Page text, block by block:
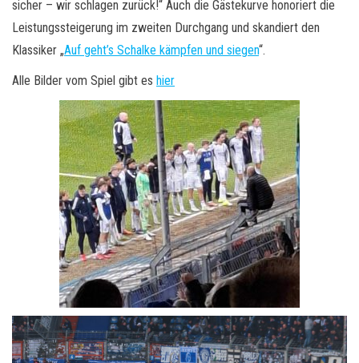
sicher – wir schlagen zurück!“ Auch die Gästekurve honoriert die
Leistungssteigerung im zweiten Durchgang und skandiert den
Klassiker „Auf geht’s Schalke kämpfen und siegen“.
Alle Bilder vom Spiel gibt es hier